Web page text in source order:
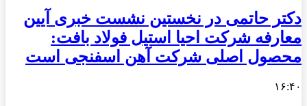
دکتر حاتمی در نخستین نشست خبری آیین
معارفه شرکت احیا استیل فولاد بافت:
محصول اصلی شرکت آهن اسفنجی است
۱۶:۴۰